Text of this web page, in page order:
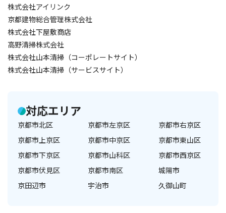
株式会社アイリンク
京都建物総合管理株式会社
株式会社下屋敷商店
高野清掃株式会社
株式会社山本清掃（コーポレートサイト）
株式会社山本清掃（サービスサイト）
対応エリア
京都市北区 京都市左京区
京都市右京区
京都市上京区
京都市中京区
京都市東山区
京都市下京区
京都市山科区
京都市西京区
京都市伏見区
京都市南区
城陽市
京田辺市
宇治市 久御山町